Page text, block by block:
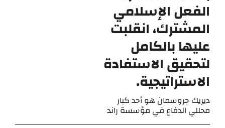
الفعل الإسلامي
المشترك، انقلبت
عليها بالكامل
لتحقيق الاستفادة
الاستراتيجية.
ديريك جروسمان هو أحد كبار
محللي الدفاع في مؤسسة راند